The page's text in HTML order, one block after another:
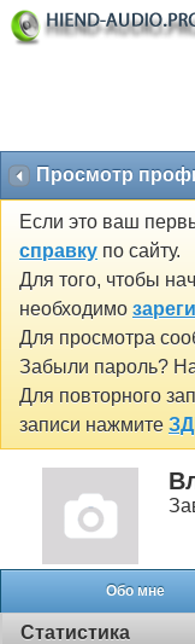
Просмотр
Если это ваш
справку по сайту.
Для того, чтобы
необходимо
Для просмотра
Забыли пароль?
Для повторного
записи нажмите
Обо мне
Статистика